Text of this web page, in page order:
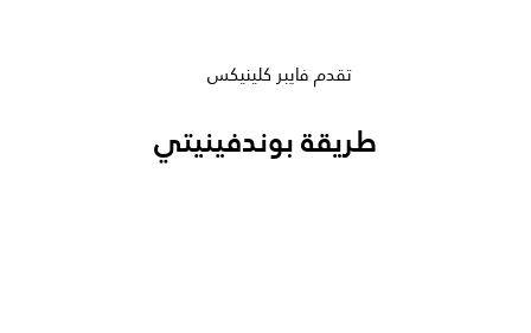
تقدم فايبر كلينيكس
طريقة بوندفينيتي